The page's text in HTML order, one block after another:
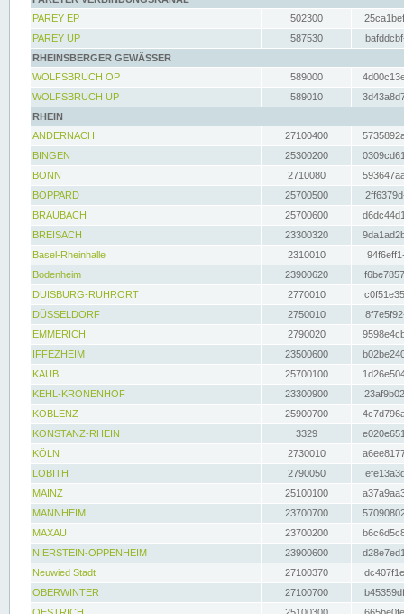
PAREY EP
502300
PAREY UP
587530
RHEINSBERGER GEWÄSSER
WOLFSBRUCH OP
589000
WOLFSBRUCH UP
589010
RHEIN
ANDERNACH
27100400
BINGEN
25300200
BONN
2710080
BOPPARD
25700500
BRAUBACH
25700600
BREISACH
23300320
Basel-Rheinhalle
2310010
Bodenheim
23900620
DUISBURG-RUHRORT
2770010
DÜSSELDORF
2750010
EMMERICH
2790020
IFFEZHEIM
23500600
KAUB
25700100
KEHL-KRONENHOF
23300900
KOBLENZ
25900700
KONSTANZ-RHEIN
3329
KÖLN
2730010
LOBITH
2790050
MAINZ
25100100
MANNHEIM
23700700
MAXAU
23700200
NIERSTEIN-OPPENHEIM
23900600
Neuwied Stadt
27100370
OBERWINTER
27100700